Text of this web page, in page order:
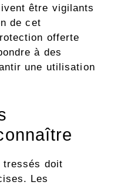
être vigilants
de cet
offerte
à des
une utilisation
tressés doit
Les